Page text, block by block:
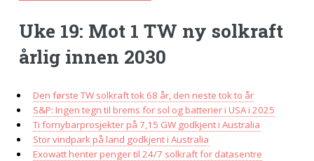
Uke 19: Mot 1 TW ny solkraft
årlig innen 2030
Den første TW solkraft tok 68 år, den neste tok to år
S&P: Ingen tegn til brems for sol og batterier i USA i 2025
Ti fornybarprosjekter på 7,15 GW godkjent i Australia
Stor vindpark på land godkjent i Australia
Exowatt henter penger til 24/7 solkraft for datasentre